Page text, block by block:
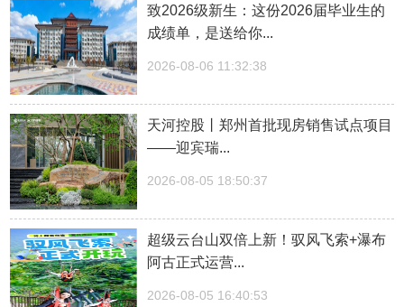
致2026级新生：这份2026届毕业生的
成绩单，是送给你...
2026-08-06 11:32:38
天河控股丨郑州首批现房销售试点项目
——迎宾瑞...
2026-08-05 18:50:37
超级云台山双倍上新！驭风飞索+瀑布
阿古正式运营...
2026-08-05 16:40:53